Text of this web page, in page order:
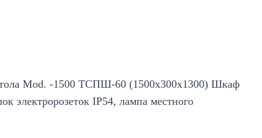
Mod. -1500 ТСПШ-60 (1500х300х1300) Шкаф
электророзеток IP54, лампа местного